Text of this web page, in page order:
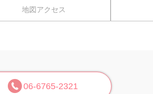
地図アクセス
06-6765-2321